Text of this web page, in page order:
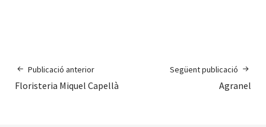
Publicació anterior
Floristeria Miquel Capellà
Següent publicació
Agranel